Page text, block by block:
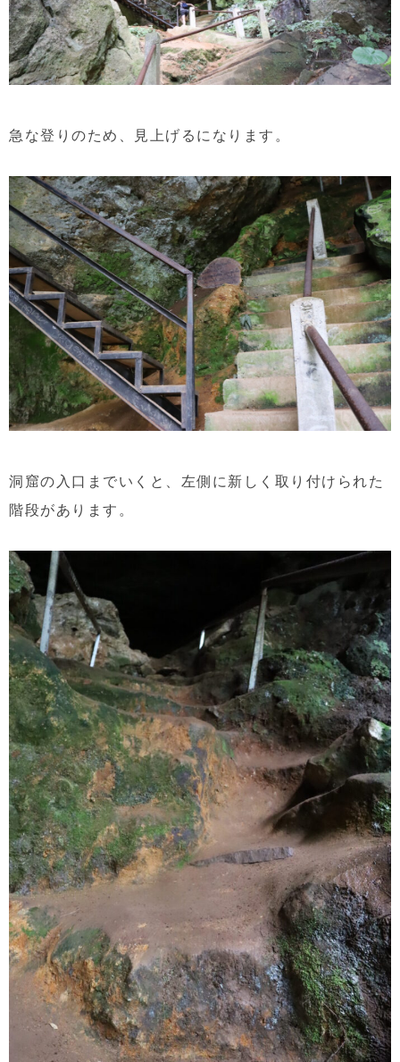
急な登りのため、見上げるになります。
洞窟の入口までいくと、左側に新しく取り付けられた
階段があります。